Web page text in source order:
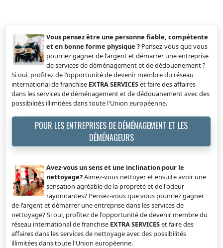
Vous pensez être une personne fiable, compétente
et en bonne forme physique ? Pensez-vous que vous
pourriez gagner de l'argent et démarrer une entreprise
de services de déménagement et de dédouanement ?
Si oui, profitez de l'opportunité de devenir membre du réseau
international de franchise EXTRA SERVICESet faire des affaires
dans les services de déménagement et de dédouanement avec des
possibilités illimitées dans toute l'Union européenne.
POUR LES ENTREPRISES DE DÉMÉNAGEMENT ET LES
DÉMÉNAGEURS
Avez-vous un sens et une inclination pour le
nettoyage?Aimez-vous nettoyer et ensuite avoir une
sensation agréable de la propreté et de l'odeur
rayonnantes? Pensez-vous que vous pourriez gagner
de l'argent et démarrer une entreprise dans les services de
nettoyage? Si oui, profitez de l'opportunité de devenir membre du
réseau international de franchise EXTRA SERVICESet faire des
affaires dans les services de nettoyage avec des possibilités
illimitées dans toute l'Union européenne.